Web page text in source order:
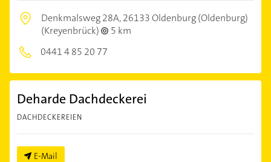
Denkmalsweg 28A,26133 Oldenburg (Oldenburg)
(Kreyenbrück)
5 km
0441 4 85 20 77
Deharde Dachdeckerei
DACHDECKEREIEN
E-Mail